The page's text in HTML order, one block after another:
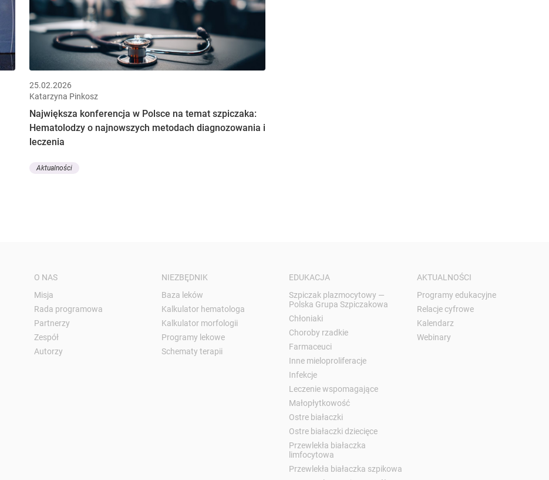
25.02.2026
Katarzyna Pinkosz
Największa konferencja w Polsce na temat szpiczaka:
Hematolodzy o najnowszych metodach diagnozowania i
leczenia
Aktualności
O NAS
Misja
Rada programowa
Partnerzy
Zespół
Autorzy
NIEZBĘDNIK
Baza leków
Kalkulator hematologa
Kalkulator morfologii
Programy lekowe
Schematy terapii
EDUKACJA
Szpiczak plazmocytowy —
Polska Grupa Szpiczakowa
Chłoniaki
Choroby rzadkie
Farmaceuci
Inne mieloproliferacje
Infekcje
Leczenie wspomagające
Małopłytkowość
Ostre białaczki
Ostre białaczki dziecięce
Przewlekła białaczka
limfocytowa
Przewlekła białaczka szpikowa
AKTUALNOŚCI
Programy edukacyjne
Relacje cyfrowe
Kalendarz
Webinary